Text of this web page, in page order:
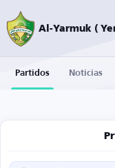
Al-
Partidos Noticias